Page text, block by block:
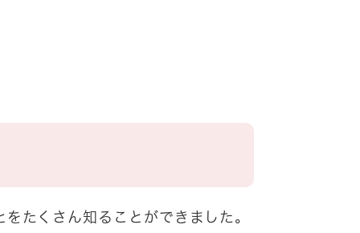
たくさん知ることができました。